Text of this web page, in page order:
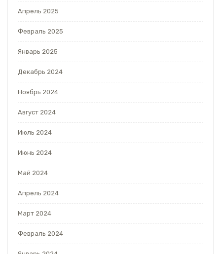
Апрель 2025
Февраль 2025
Январь 2025
Декабрь 2024
Ноябрь 2024
Август 2024
Июль 2024
Июнь 2024
Май 2024
Апрель 2024
Март 2024
Февраль 2024